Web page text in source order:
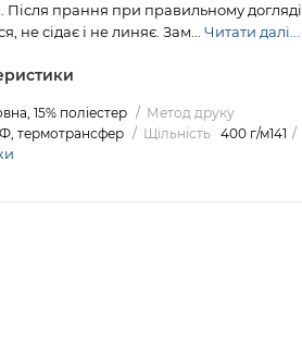
Після прання при правильному догляді
не сідає і не линяє. Зам... Читати далі...
15% поліестер
Метод друку
термотрансфер
Щільність 400 г/м141